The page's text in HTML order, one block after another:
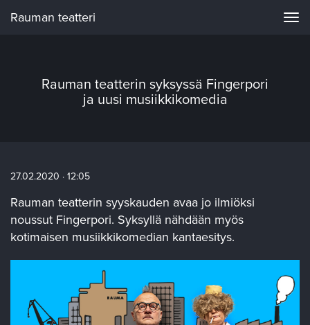
Rauman teatteri
Rauman teatterin syksyssä Fingerpori
ja uusi musiikkikomedia
27.02.2020 · 12:05
Rauman teatterin syyskauden avaa jo ilmiöksi
noussut Fingerpori. Syksyllä nähdään myös
kotimaisen musiikkikomedian kantaesitys.